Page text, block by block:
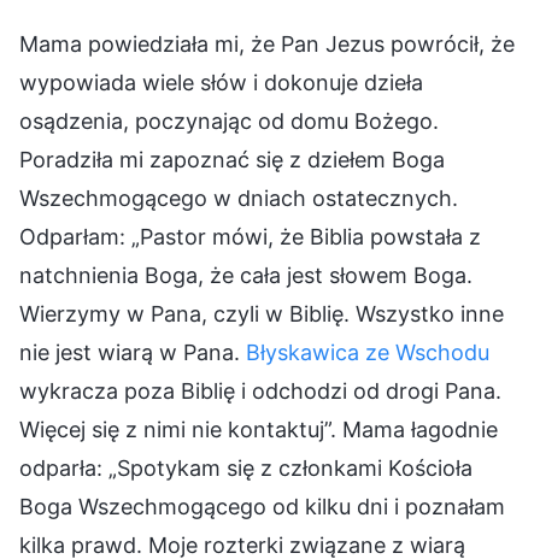
Mama powiedziała mi, że Pan Jezus powrócił, że
wypowiada wiele słów i dokonuje dzieła
osądzenia, poczynając od domu Bożego.
Poradziła mi zapoznać się z dziełem Boga
Wszechmogącego w dniach ostatecznych.
Odparłam: „Pastor mówi, że Biblia powstała z
natchnienia Boga, że cała jest słowem Boga.
Wierzymy w Pana, czyli w Biblię. Wszystko inne
nie jest wiarą w Pana. Błyskawica ze Wschodu
wykracza poza Biblię i odchodzi od drogi Pana.
Więcej się z nimi nie kontaktuj”. Mama łagodnie
odparła: „Spotykam się z członkami Kościoła
Boga Wszechmogącego od kilku dni i poznałam
kilka prawd. Moje rozterki związane z wiarą